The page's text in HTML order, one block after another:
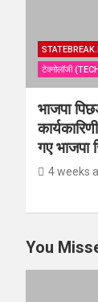
टेक्नोलॉजी
भाजपा
गए भाजपा
4 weeks
You